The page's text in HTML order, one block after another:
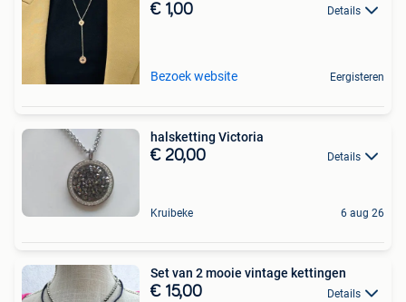
€ 1,00 Details
Bezoek website Eergisteren
halsketting Victoria
€ 20,00 Details
Kruibeke 6 aug 26
Set van 2 mooie vintage kettingen
€ 15,00 Details